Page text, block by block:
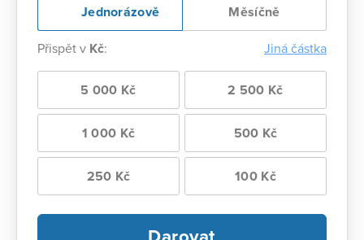
Jednorázově Měsíčně
Přispět v Kč: Jiná částka
5 000 Kč 2 500 Kč
1 000 Kč 500 Kč
250 Kč 100 Kč